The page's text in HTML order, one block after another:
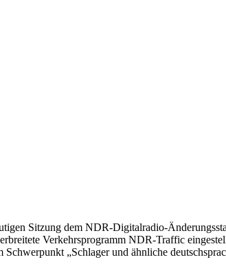
Sitzung dem NDR-Digitalradio-
Verkehrsprogramm NDR-Traffic
„Schlager und ähnliche